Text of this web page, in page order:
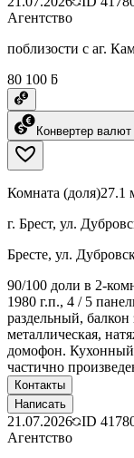
Агентство
поблизости с аг.
80 100 ƃ
Конвертер валют
Комната (доля)27.1
г. Брест, ул.
Бресте, ул.
90/100 доли в 2-
1980 г.п., 4 / 5
раздельный, балкон
металлическая,
домофон.
частично
Контакты
Написать
21.07.2026 ID
Агентство